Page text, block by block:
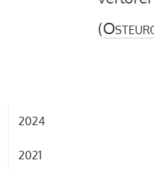
(
2024
2021